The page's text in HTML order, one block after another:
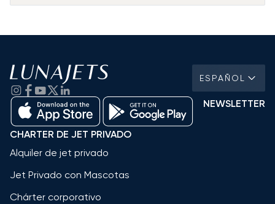
ESPAÑOL
NEWSLETTER
CHARTER DE JET PRIVADO
Alquiler de jet privado
Jet Privado con Mascotas
Chárter corporativo